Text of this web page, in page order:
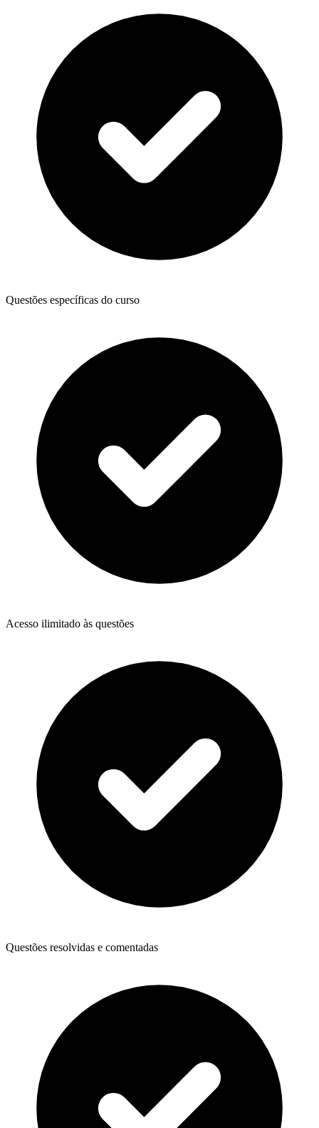
Questões específicas do curso
Acesso ilimitado às questões
Questões resolvidas e comentadas